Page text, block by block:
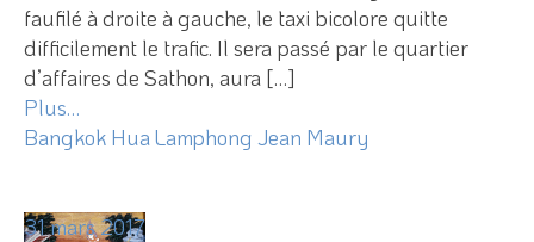
faufilé à droite à gauche, le taxi bicolore quitte
difficilement le trafic. Il sera passé par le quartier
d’affaires de Sathon, aura […]
Plus…
Bangkok Hua Lamphong Jean Maury
31 mars 2017